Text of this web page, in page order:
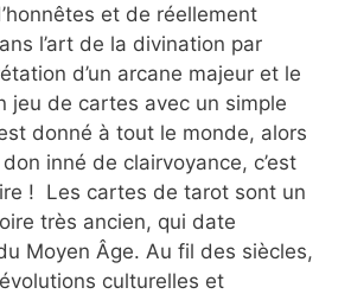
et de réellement
l’art de la divination par
d’un arcane majeur et le
jeu de cartes avec un simple
donné à tout le monde, alors
don inné de clairvoyance, c’est
! Les cartes de tarot sont un
très ancien, qui date
Moyen Âge. Au fil des siècles,
culturelles et